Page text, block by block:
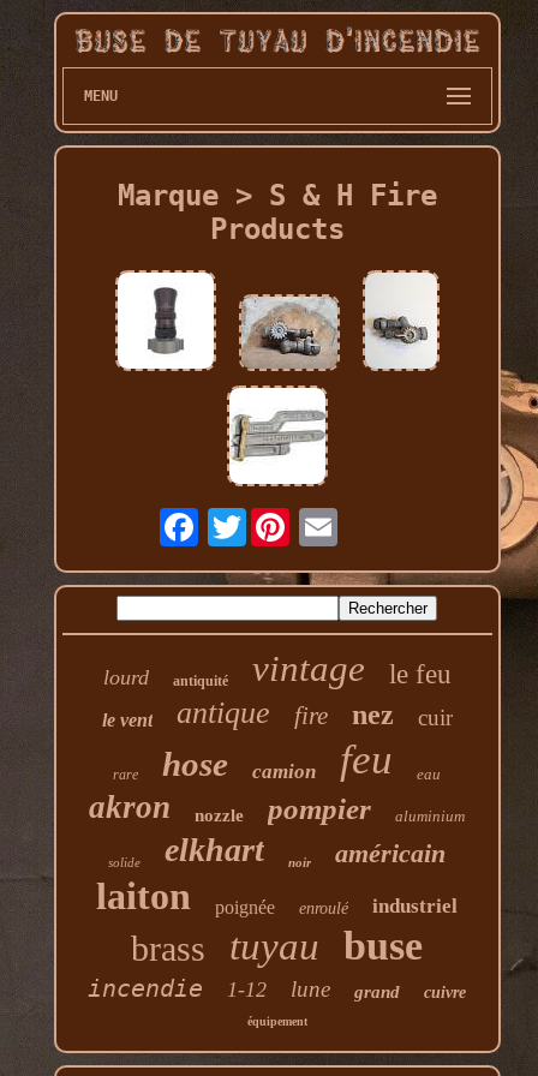
MENU
Marque > S & H Fire
Products
Twitter
lourd antiquité vintage le feu
le vent antique fire nez cuir
rare hose camion feu eau
akron nozzle pompier aluminium
solide elkhart noir américain
laiton poignée enroulé industriel
brass tuyau buse
incendie 1-12 lune grand cuivre
équipement